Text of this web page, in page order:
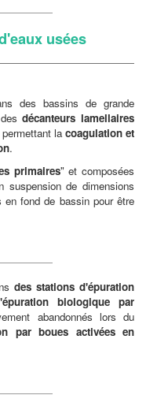
usées
des bassins de grande
desdécanteurs lamellaires
lacoagulation et
.
primaires" et composées
suspension de dimensions
en fond de bassin pour être
des stations d'épuration
biologique par
abandonnés lors du
par boues activées en